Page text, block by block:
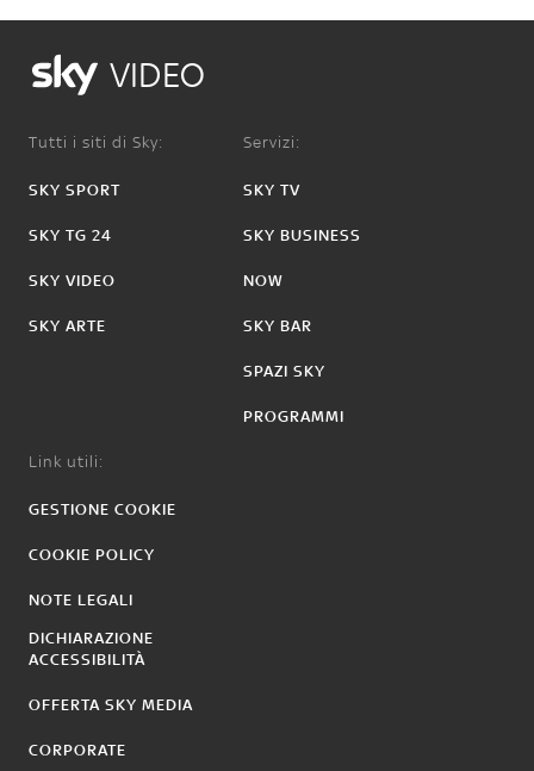
VIDEO
Tutti i siti di Sky:
SKY SPORT
SKY TG 24
SKY VIDEO
SKY ARTE
Servizi:
SKY TV
SKY BUSINESS
NOW
SKY BAR
SPAZI SKY
PROGRAMMI
Link utili:
GESTIONE COOKIE
COOKIE POLICY
NOTE LEGALI
DICHIARAZIONE
ACCESSIBILITÀ
OFFERTA SKY MEDIA
CORPORATE